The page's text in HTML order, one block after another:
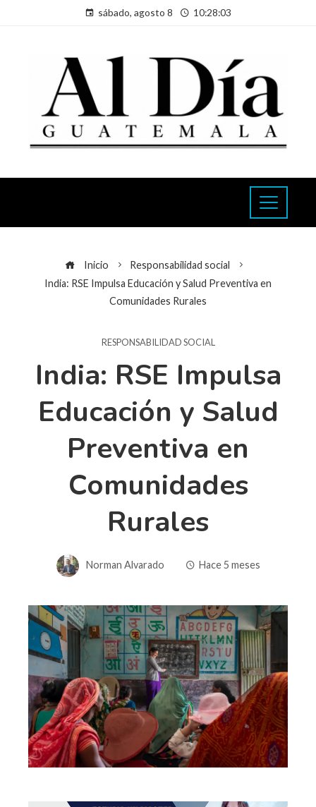
sábado, agosto 8 10:28:03
Inicio
Responsabilidad social
India: RSE Impulsa Educación y Salud Preventiva en
Comunidades Rurales
RESPONSABILIDAD SOCIAL
India: RSE Impulsa
Educación y Salud
Preventiva en
Comunidades
Rurales
Norman Alvarado Hace 5 meses